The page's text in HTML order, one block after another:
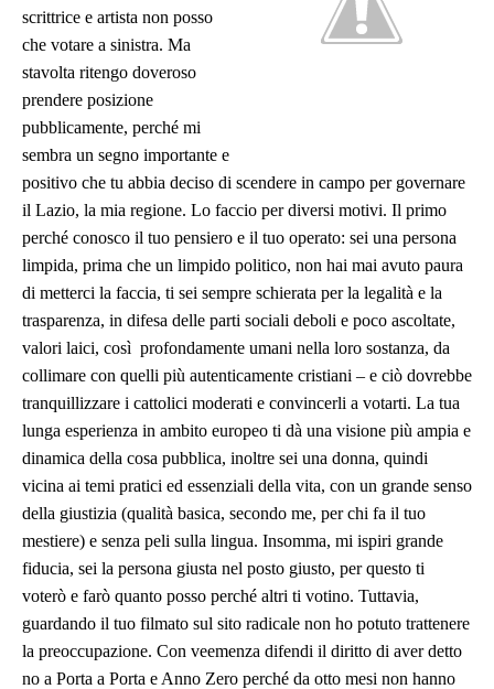
scrittrice e artista non posso
che votare a sinistra. Ma
stavolta ritengo doveroso
prendere posizione
pubblicamente, perché mi
sembra un segno importante e
positivo che tu abbia deciso di scendere in campo per governare
il Lazio, la mia regione. Lo faccio per diversi motivi. Il primo
perché conosco il tuo pensiero e il tuo operato: sei una persona
limpida, prima che un limpido politico, non hai mai avuto paura
di metterci la faccia, ti sei sempre schierata per la legalità e la
trasparenza, in difesa delle parti sociali deboli e poco ascoltate,
valori laici, così profondamente umani nella loro sostanza, da
collimare con quelli più autenticamente cristiani – e ciò dovrebbe
tranquillizzare i cattolici moderati e convincerli a votarti. La tua
lunga esperienza in ambito europeo ti dà una visione più ampia e
dinamica della cosa pubblica, inoltre sei una donna, quindi
vicina ai temi pratici ed essenziali della vita, con un grande senso
della giustizia (qualità basica, secondo me, per chi fa il tuo
mestiere) e senza peli sulla lingua. Insomma, mi ispiri grande
fiducia, sei la persona giusta nel posto giusto, per questo ti
voterò e farò quanto posso perché altri ti votino. Tuttavia,
guardando il tuo filmato sul sito radicale non ho potuto trattenere
la preoccupazione. Con veemenza difendi il diritto di aver detto
no a Porta a Porta e Anno Zero perché da otto mesi non hanno